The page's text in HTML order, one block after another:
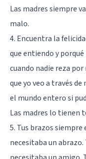
Las madres siempre
malo.
4. Encuentra la
que entiendo y
cuando nadie reza
que yo veo a través de
el mundo entero si
Las madres lo tienen
5. Tus brazos
necesitaba un